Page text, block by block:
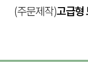
10
(주문제작)고급형